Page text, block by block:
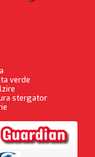
verde
stergator